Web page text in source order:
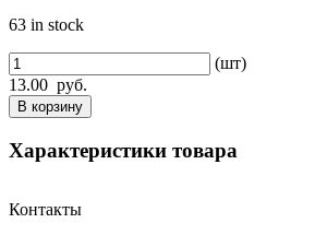
63 in stock
(шт)
13.00 руб.
В корзину
Характеристики товара
Контакты